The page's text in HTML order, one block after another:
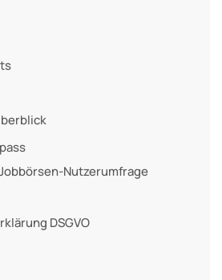
Nutzerumfrage
DSGVO